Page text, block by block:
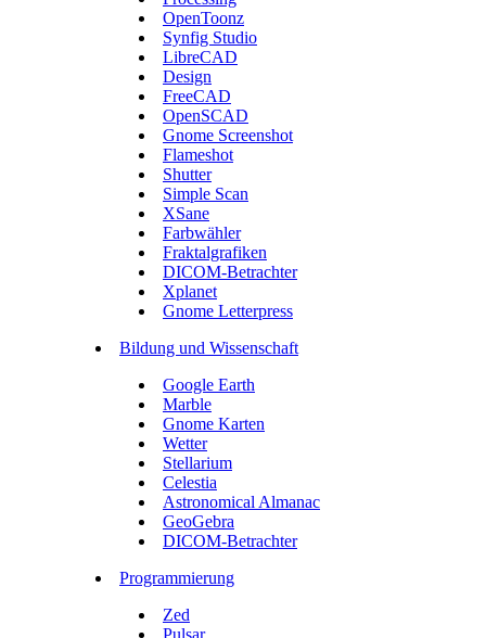
OpenToonz
Synfig Studio
LibreCAD
Design
FreeCAD
OpenSCAD
Gnome Screenshot
Flameshot
Shutter
Simple Scan
XSane
Farbwähler
Fraktalgrafiken
DICOM-Betrachter
Xplanet
Gnome Letterpress
Bildung und Wissenschaft
Google Earth
Marble
Gnome Karten
Wetter
Stellarium
Celestia
Astronomical Almanac
GeoGebra
DICOM-Betrachter
Programmierung
Zed
Pulsar